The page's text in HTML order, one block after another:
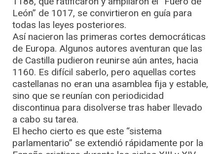
León” de 1017, se convirtieron en guía para
todas las leyes posteriores.
Así nacieron las primeras cortes democráticas
de Europa. Algunos autores aventuran que las
de Castilla pudieron reunirse aún antes, hacia
1160. Es difícil saberlo, pero aquellas cortes
castellanas no eran una asamblea fija y estable,
sino que se reunían con periodicidad
discontinua para disolverse tras haber llevado
a cabo su tarea.
El hecho cierto es que este “sistema
parlamentario” se extendió rápidamente por la